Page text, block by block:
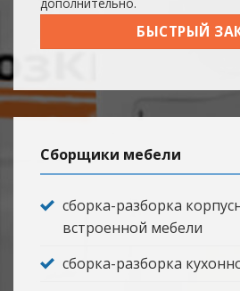
дополнительно.
БЫСТРЫЙ
Сборщики мебели
сборка-разборка
встроенной мебели
сборка-разборка